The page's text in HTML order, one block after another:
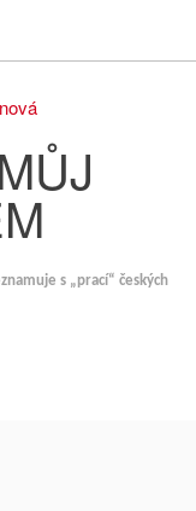
s „prací“ českých